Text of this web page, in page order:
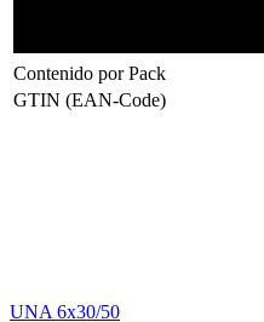
Contenido por Pack
GTIN (EAN-Code)
UNA 6x30/50